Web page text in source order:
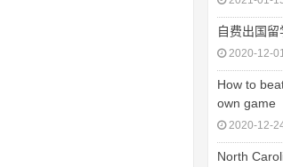
自费出国
2020-12-
How to
own game
2020-12-
North